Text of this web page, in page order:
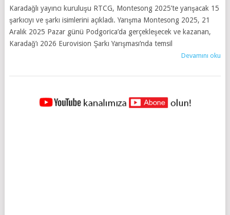
Karadağlı yayıncı kuruluşu RTCG, Montesong 2025’te yarışacak 15
şarkıcıyı ve şarkı isimlerini açıkladı. Yarışma Montesong 2025, 21
Aralık 2025 Pazar günü Podgorica’da gerçekleşecek ve kazanan,
Karadağ’ı 2026 Eurovision Şarkı Yarışması’nda temsil
Devamını oku
YAZILAR